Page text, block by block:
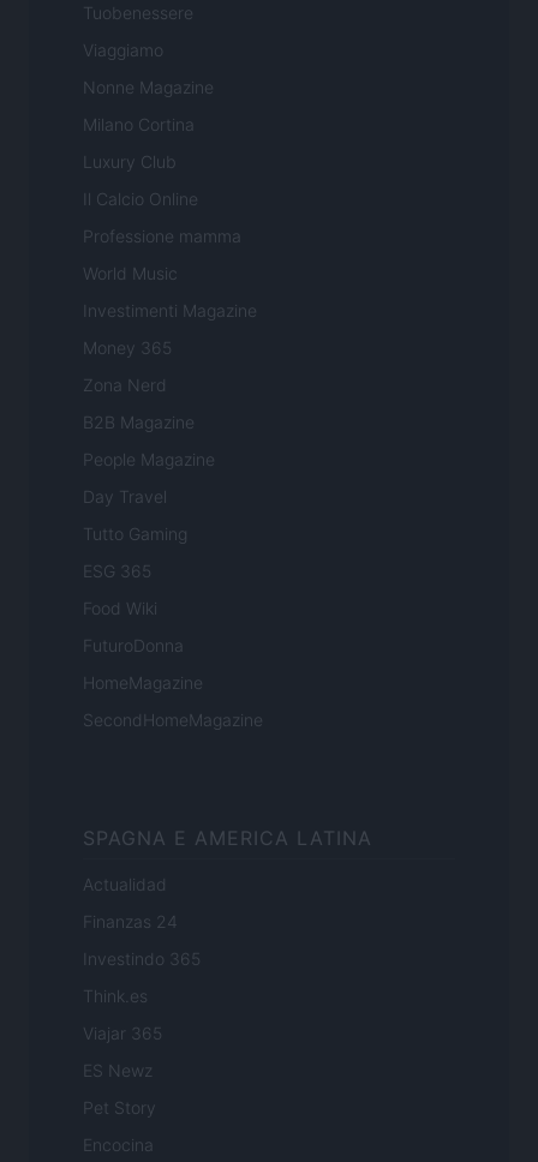
Tuobenessere
Viaggiamo
Nonne Magazine
Milano Cortina
Luxury Club
Il Calcio Online
Professione mamma
World Music
Investimenti Magazine
Money 365
Zona Nerd
B2B Magazine
People Magazine
Day Travel
Tutto Gaming
ESG 365
Food Wiki
FuturoDonna
HomeMagazine
SecondHomeMagazine
SPAGNA E AMERICA LATINA
Actualidad
Finanzas 24
Investindo 365
Think.es
Viajar 365
ES Newz
Pet Story
Encocina